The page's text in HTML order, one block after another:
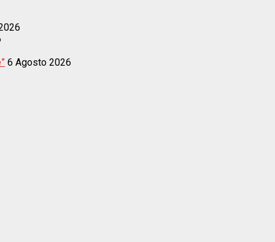
6 Agosto 2026